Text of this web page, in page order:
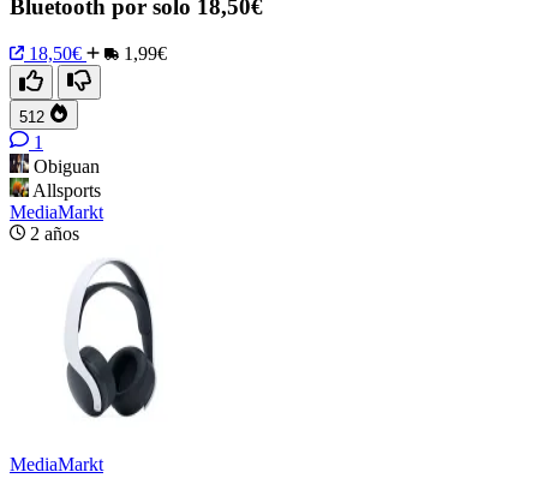
Bluetooth por solo 18,50€
18,50€ 1,99€
512
1
Obiguan
Allsports
MediaMarkt
2 años
MediaMarkt